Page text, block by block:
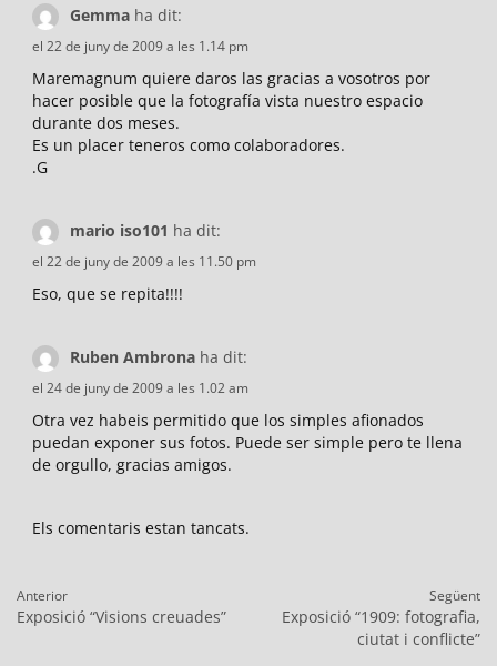
Gemma ha dit:
el 22 de juny de 2009 a les 1.14 pm
Maremagnum quiere daros las gracias a vosotros por
hacer posible que la fotografía vista nuestro espacio
durante dos meses.
Es un placer teneros como colaboradores.
.G
mario iso101 ha dit:
el 22 de juny de 2009 a les 11.50 pm
Eso, que se repita!!!!
Ruben Ambrona ha dit:
el 24 de juny de 2009 a les 1.02 am
Otra vez habeis permitido que los simples afionados
puedan exponer sus fotos. Puede ser simple pero te llena
de orgullo, gracias amigos.
Els comentaris estan tancats.
Navegació
d'entrades
Anterior
Entrada
Exposició “Visions creuades”
Següent
EntradaExposició “1909: fotografia,
ciutat i conflicte”